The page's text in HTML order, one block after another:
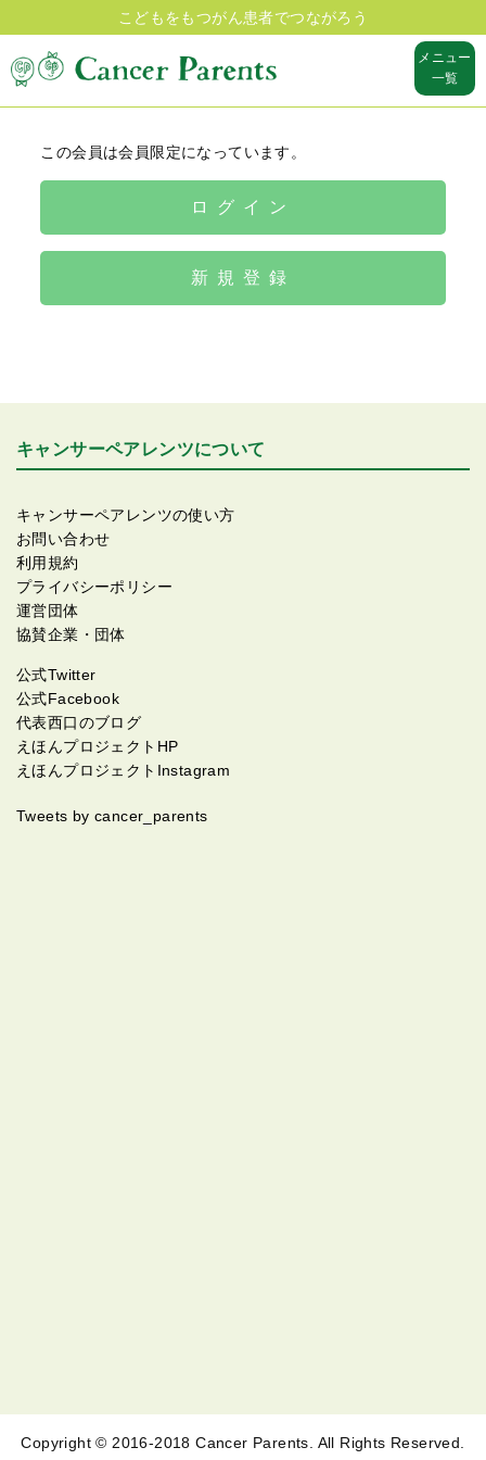
こどもをもつがん患者でつながろう
メニュー
一覧
この会員は会員限定になっています。
ログイン
新規登録
キャンサーペアレンツについて
キャンサーペアレンツの使い方
お問い合わせ
利用規約
プライバシーポリシー
運営団体
協賛企業・団体
公式Twitter
公式Facebook
代表西口のブログ
えほんプロジェクトHP
えほんプロジェクトInstagram
Tweets by cancer_parents
Copyright © 2016-2018 Cancer Parents. All Rights Reserved.